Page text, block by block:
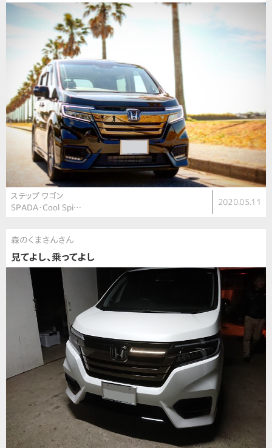
ステップ ワゴン
SPADA・Cool Spi…
2020.05.11
森のくまさんさん
見てよし、乗ってよし